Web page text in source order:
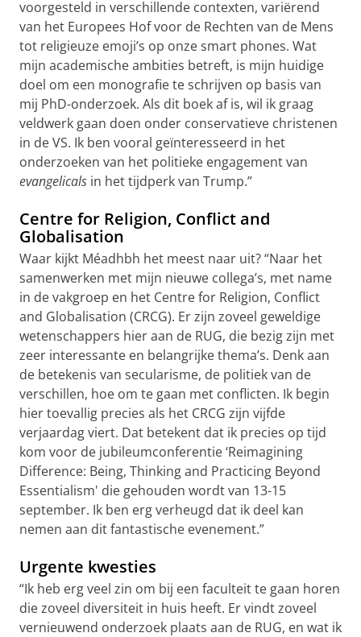
voorgesteld in verschillende contexten, variërend
van het Europees Hof voor de Rechten van de Mens
tot religieuze emoji’s op onze smart phones. Wat
mijn academische ambities betreft, is mijn huidige
doel om een monografie te schrijven op basis van
mij PhD-onderzoek. Als dit boek af is, wil ik graag
veldwerk gaan doen onder conservatieve christenen
in de VS. Ik ben vooral geïnteresseerd in het
onderzoeken van het politieke engagement van
evangelicals in het tijdperk van Trump.”
Centre for Religion, Conflict and
Globalisation
Waar kijkt Méadhbh het meest naar uit? “Naar het
samenwerken met mijn nieuwe collega’s, met name
in de vakgroep en het Centre for Religion, Conflict
and Globalisation (CRCG). Er zijn zoveel geweldige
wetenschappers hier aan de RUG, die bezig zijn met
zeer interessante en belangrijke thema’s. Denk aan
de betekenis van secularisme, de politiek van de
verschillen, hoe om te gaan met conflicten. Ik begin
hier toevallig precies als het CRCG zijn vijfde
verjaardag viert. Dat betekent dat ik precies op tijd
kom voor de jubileumconferentie ‘Reimagining
Difference: Being, Thinking and Practicing Beyond
Essentialism' die gehouden wordt van 13-15
september. Ik ben erg verheugd dat ik deel kan
nemen aan dit fantastische evenement.”
Urgente kwesties
“Ik heb erg veel zin om bij een faculteit te gaan horen
die zoveel diversiteit in huis heeft. Er vindt zoveel
vernieuwend onderzoek plaats aan de RUG, en wat ik